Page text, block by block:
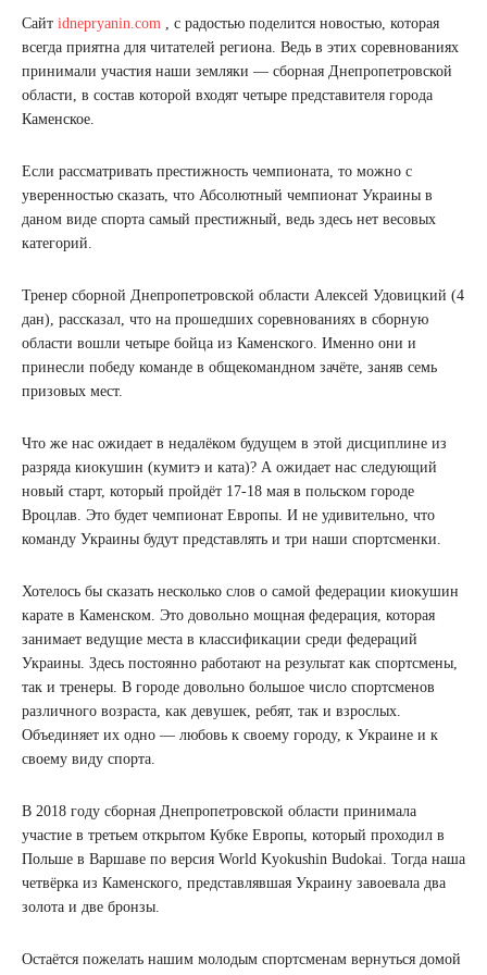
Сайт idnepryanin.com , с радостью поделится новостью, которая
всегда приятна для читателей региона. Ведь в этих соревнованиях
принимали участия наши земляки — сборная Днепропетровской
области, в состав которой входят четыре представителя города
Каменское.
Если рассматривать престижность чемпионата, то можно с
уверенностью сказать, что Абсолютный чемпионат Украины в
даном виде спорта самый престижный, ведь здесь нет весовых
категорий.
Тренер сборной Днепропетровской области Алексей Удовицкий (4
дан), рассказал, что на прошедших соревнованиях в сборную
области вошли четыре бойца из Каменского. Именно они и
принесли победу команде в общекомандном зачёте, заняв семь
призовых мест.
Что же нас ожидает в недалёком будущем в этой дисциплине из
разряда киокушин (кумитэ и ката)? А ожидает нас следующий
новый старт, который пройдёт 17-18 мая в польском городе
Вроцлав. Это будет чемпионат Европы. И не удивительно, что
команду Украины будут представлять и три наши спортсменки.
Хотелось бы сказать несколько слов о самой федерации киокушин
карате в Каменском. Это довольно мощная федерация, которая
занимает ведущие места в классификации среди федераций
Украины. Здесь постоянно работают на результат как спортсмены,
так и тренеры. В городе довольно большое число спортсменов
различного возраста, как девушек, ребят, так и взрослых.
Объединяет их одно — любовь к своему городу, к Украине и к
своему виду спорта.
В 2018 году сборная Днепропетровской области принимала
участие в третьем открытом Кубке Европы, который проходил в
Польше в Варшаве по версия World Kyokushin Budokai. Тогда наша
четвёрка из Каменского, представлявшая Украину завоевала два
золота и две бронзы.
Остаётся пожелать нашим молодым спортсменам вернуться домой